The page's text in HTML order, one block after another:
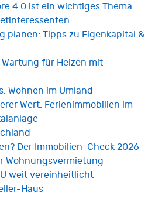
4.0 ist ein wichtiges Thema
planen: Tipps zu Eigenkapital &
für Heizen mit
Wohnen im Umland
Wert: Ferienimmobilien im
Der Immobilien-Check 2026
Wohnungsvermietung
weit vereinheitlicht
Haus